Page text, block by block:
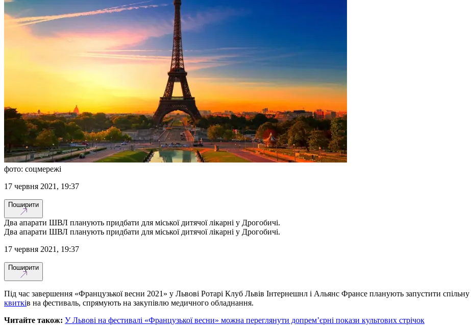
фото: соцмережі
17 червня 2021, 19:37
Поширити
Два апарати ШВЛ планують придбати для міської дитячої лікарні у Дрогобичі.
Два апарати ШВЛ планують придбати для міської дитячої лікарні у Дрогобичі.
17 червня 2021, 19:37
Поширити
Під час завершення «Французької весни 2021» у Львові Ротарі Клуб Львів Інтернешнл і Альянс Франсе планують запустити спільну
квитків на фестиваль, спрямують на закупівлю медичного обладнання.
Читайте також: У Львові на фестивалі «Французької весни» можна переглянути допрем’єрні покази культових стрічок